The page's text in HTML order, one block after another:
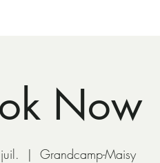
Now
  |
Grandcamp-Maisy